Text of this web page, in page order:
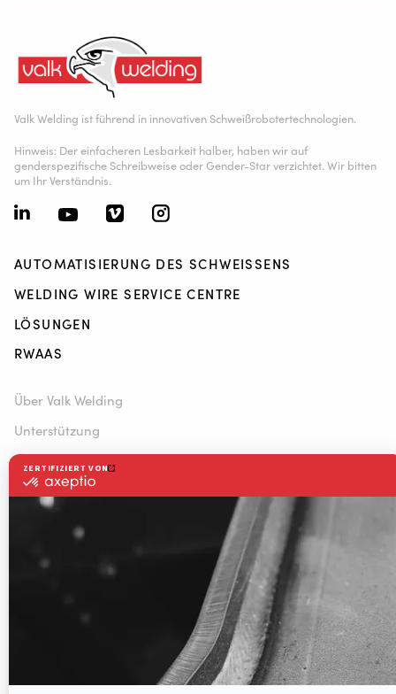
Valk Welding ist führend in innovativen Schweißrobotertechnologien.
Hinweis: Der einfacheren Lesbarkeit halber, haben wir auf
genderspezifische Schreibweise oder Gender-Star verzichtet. Wir bitten
um Ihr Verständnis.
AUTOMATISIERUNG DES SCHWEISSENS
WELDING WIRE SERVICE CENTRE
LÖSUNGEN
RWAAS
Über Valk Welding
Unterstützung
Video
News
MÖCHTEN SIE AUF DEM LAUFENDEN BLEIBEN?
Valk Mailing